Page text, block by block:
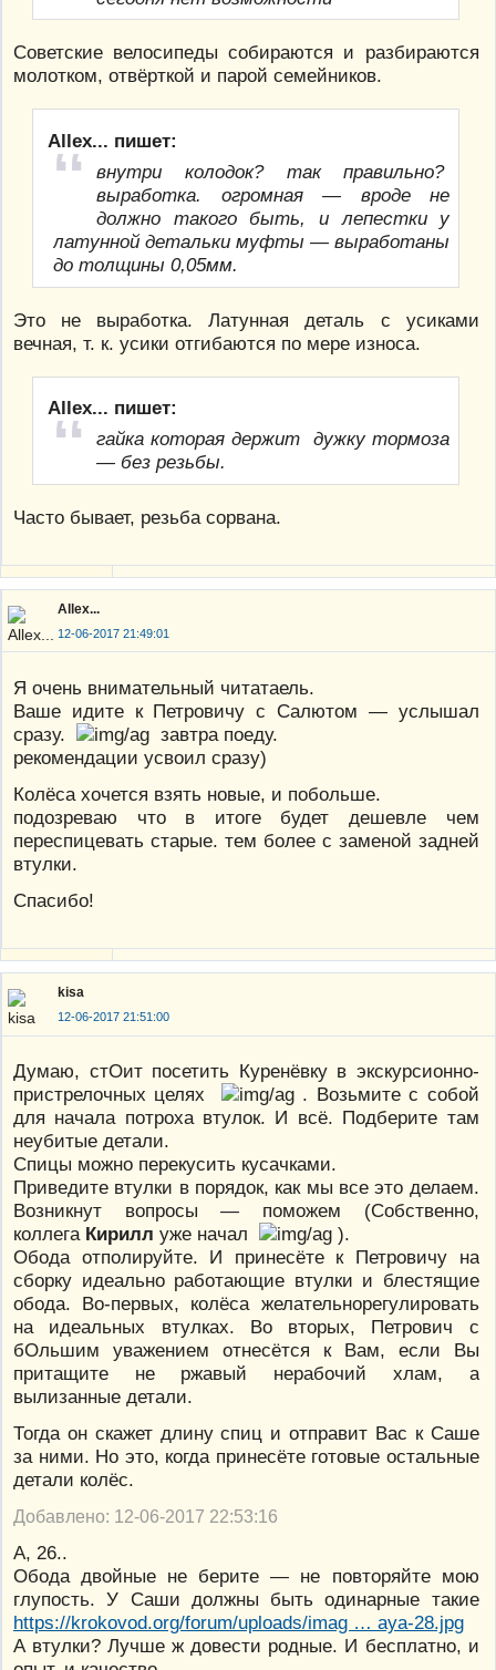
Советские велосипеды собираются и разбираются
молотком, отвёрткой и парой семейников.
Allex... пишет:
внутри колодок? так правильно?
выработка. огромная — вроде не
должно такого быть, и лепестки у
латунной детальки муфты — выработаны
до толщины 0,05мм.
Это не выработка. Латунная деталь с усиками
вечная, т. к. усики отгибаются по мере износа.
Allex... пишет:
гайка которая держит дужку тормоза
— без резьбы.
Часто бывает, резьба сорвана.
Allex...
12-06-2017 21:49:01
Я очень внимательный читатаель.
Ваше идите к Петровичу с Салютом — услышал
сразу.
завтра поеду.
рекомендации усвоил сразу)
Колёса хочется взять новые, и побольше.
подозреваю что в итоге будет дешевле чем
переспицевать старые. тем более с заменой задней
втулки.
Спасибо!
kisa
12-06-2017 21:51:00
Думаю, стОит посетить Куренёвку в экскурсионно-
пристрелочных целях
. Возьмите с собой
для начала потроха втулок. И всё. Подберите там
неубитые детали.
Спицы можно перекусить кусачками.
Приведите втулки в порядок, как мы все это делаем.
Возникнут вопросы — поможем (Собственно,
коллега Кирилл уже начал
).
Обода отполируйте. И принесёте к Петровичу на
сборку идеально работающие втулки и блестящие
обода. Во-первых, колёса желательнорегулировать
на идеальных втулках. Во вторых, Петрович с
бОльшим уважением отнесётся к Вам, если Вы
притащите не ржавый нерабочий хлам, а
вылизанные детали.
Тогда он скажет длину спиц и отправит Вас к Саше
за ними. Но это, когда принесёте готовые остальные
детали колёс.
Добавлено: 12-06-2017 22:53:16
А, 26..
Обода двойные не берите — не повторяйте мою
глупость. У Саши должны быть одинарные такие
https://krokovod.org/forum/uploads/imag … aya-28.jpg
А втулки? Лучше ж довести родные. И бесплатно, и